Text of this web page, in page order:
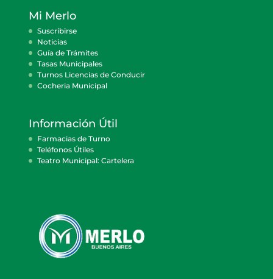
Mi Merlo
Suscribirse
Noticias
Guía de Trámites
Tasas Municipales
Turnos Licencias de Conducir
Cocheria Municipal
Información Útil
Farmacias de Turno
Teléfonos Útiles
Teatro Municipal: Cartelera